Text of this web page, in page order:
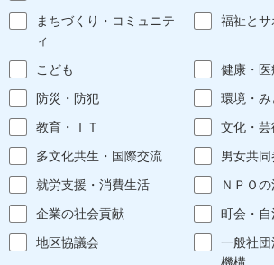
まちづくり・コミュニテ
ィ
福祉とサ
こども
健康・医
防災・防犯
環境・み
教育・ＩＴ
文化・
多文化共生・国際交流
男女共
就労支援・消費生活
ＮＰＯ
企業の社会貢献
町会・
地区協議会
一般社
機構